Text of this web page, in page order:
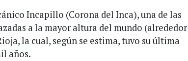
Incapillo (Corona del Inca), una de las
a la mayor altura del mundo (alrededor
la cual, según se estima, tuvo su última
años.